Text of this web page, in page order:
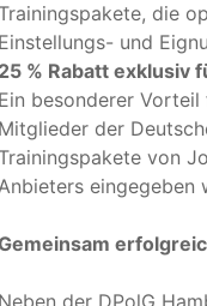
Trainingspakete, die
Einstellungs- und
25 % Rabatt exklusiv
Ein besonderer
Mitglieder der
Trainingspakete von
eingegeben
Gemeinsam
Neben der DPolG